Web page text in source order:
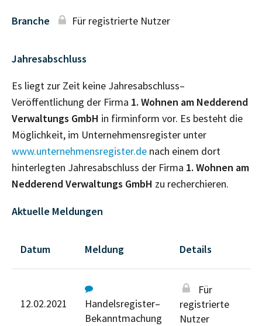
Branche Für registrierte Nutzer
Jahresabschluss
Es liegt zur Zeit keine Jahresabschluss–
Veröffentlichung der Firma 1. Wohnen am Nedderend
Verwaltungs GmbH in firminform vor. Es besteht die
Möglichkeit, im Unternehmensregister unter
www.unternehmensregister.de nach einem dort
hinterlegten Jahresabschluss der Firma 1. Wohnen am
Nedderend Verwaltungs GmbH zu recherchieren.
Aktuelle Meldungen
Datum Meldung Details
12.02.2021
Handelsregister–
Bekanntmachung
Für
registrierte
Nutzer